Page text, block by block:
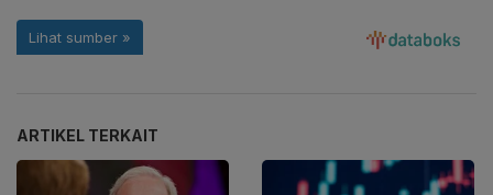
ARTIKEL TERKAIT